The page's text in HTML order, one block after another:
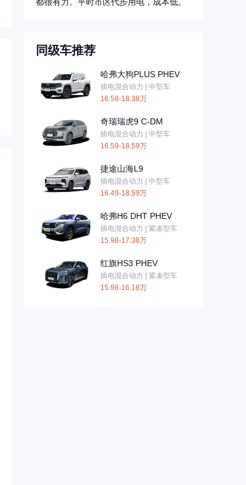
同级车推荐
哈弗大狗PLUS PHEV
插电混合动力 | 中型车
16.58-18.38万
奇瑞瑞虎9 C-DM
插电混合动力 | 中型车
16.59-18.59万
捷途山海L9
插电混合动力 | 中型车
16.49-18.59万
哈弗H6 DHT PHEV
插电混合动力 | 紧凑型车
15.98-17.38万
红旗HS3 PHEV
插电混合动力 | 紧凑型车
15.98-16.18万